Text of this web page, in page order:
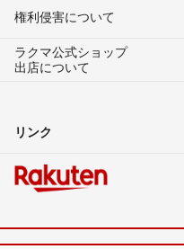
権利侵害について
ラクマ公式ショップ
出店について
リンク